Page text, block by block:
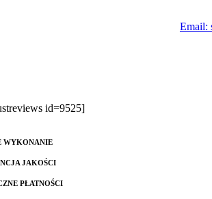
Email:
id=9525]
WYKONANIE
JAKOŚCI
PŁATNOŚCI